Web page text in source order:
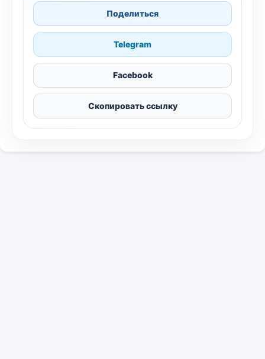
Поделиться
Telegram
Facebook
Скопировать ссылку